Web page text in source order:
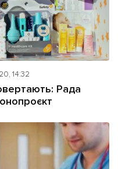
14:32
Рада